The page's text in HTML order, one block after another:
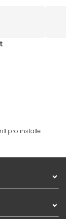
pro installe